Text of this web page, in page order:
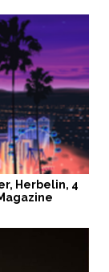
Herbelin, 4